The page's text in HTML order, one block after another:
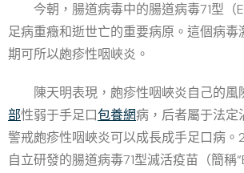
今朝，腸道病毒中的腸道病毒71型（
足病重癥和逝世亡的重要病原。這個病毒
期可所以皰疹性咽峽炎。
陳天明表現，皰疹性咽峽炎自己的風
部性弱于手足口包養網病，后者屬于法定
警戒皰疹性咽峽炎可以成長成手足口病。
自立研發的腸道病毒71型滅活疫苗（簡稱